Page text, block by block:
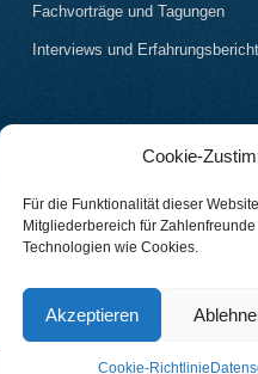
Cookie-
Für die Funktionalität dieser
Mitgliederbereich für
Technologien wie Cookies.
Akzeptieren
Cookie-Richtlinie
Fachvorträge und Tagungen
Interviews und